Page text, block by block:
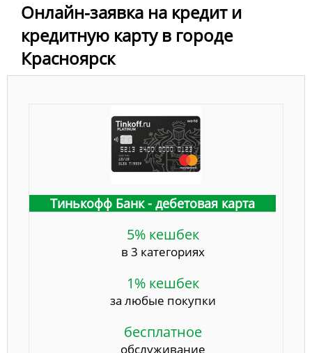
Онлайн-заявка на кредит и
кредитную карту в городе
Красноярск
Тинькофф Банк - дебетовая карта
5% кешбек
в 3 категориях
1% кешбек
за любые покупки
бесплатное
обслуживание